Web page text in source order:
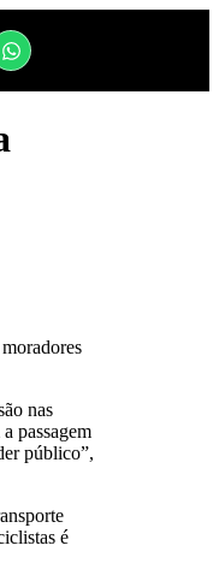
nas
passagem
público”,
é